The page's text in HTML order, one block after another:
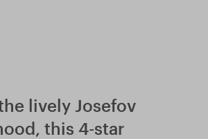
lively Josefov
this 4-star